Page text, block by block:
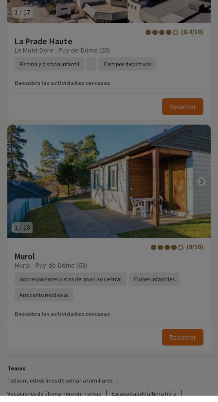
1 / 17
La Prade Haute
(8.4/10)
Le Mont-Dore - Puy-de-Dôme (63)
Piscina y piscina infantil Campos deportivos
Descubra las actividades cercanas
Reservar
1 / 18
Murol
(8/10)
Murol - Puy-de-Dôme (63)
Impresionantes vistas del macizo central Clubes infantiles
Ambiente medieval
Descubra las actividades cercanas
Reservar
Temas
Todos nuestros fines de semana familiares
Vacaciones de última hora en Francia
Escapadas de última hora